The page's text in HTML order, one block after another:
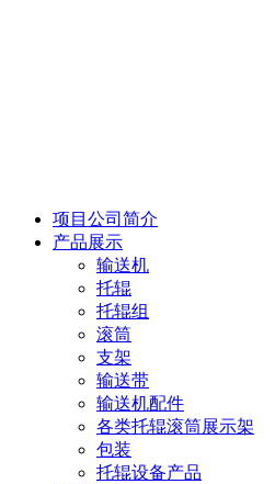
项目公司简介
产品展示
输送机
托辊
托辊组
滚筒
支架
输送带
输送机配件
各类托辊滚筒展示架
包装
托辊设备产品